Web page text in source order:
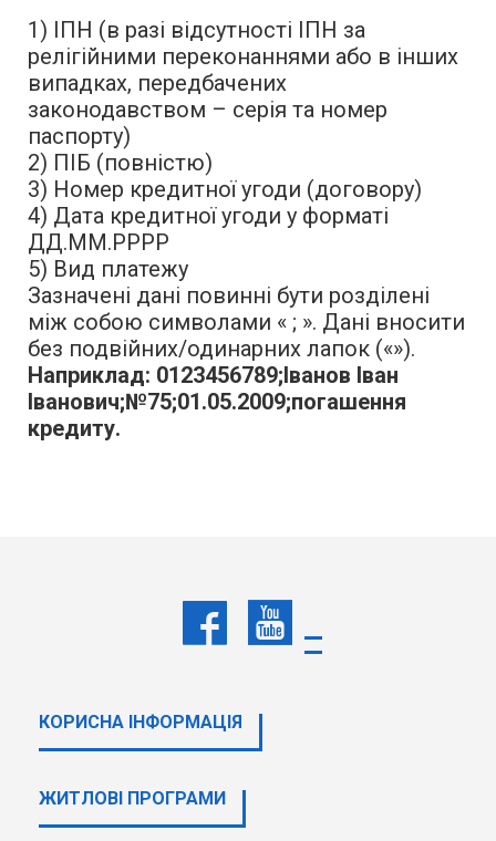
1) ІПН (в разі відсутності ІПН за
релігійними переконаннями або в інших
випадках, передбачених
законодавством – серія та номер
паспорту)
2) ПІБ (повністю)
3) Номер кредитної угоди (договору)
4) Дата кредитної угоди у форматі
ДД.ММ.РРРР
5) Вид платежу
Зазначені дані повинні бути розділені
між собою символами « ; ». Дані вносити
без подвійних/одинарних лапок («»).
Наприклад: 0123456789;Іванов Іван
Іванович;№75;01.05.2009;погашення
кредиту.
КОРИСНА ІНФОРМАЦІЯ
ЖИТЛОВІ ПРОГРАМИ